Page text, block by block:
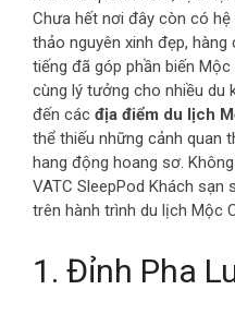
Chưa hết nơi đây còn có hệ
thảo nguyên xinh đẹp,
tiếng đã góp phần biến
cùng lý tưởng cho nhiều du
đến các địa điểm du lịch
thể thiếu những cảnh quan
hang động hoang sơ.
VATC SleepPod Khách
trên hành trình du lịch Mộc
1. Đỉnh Pha